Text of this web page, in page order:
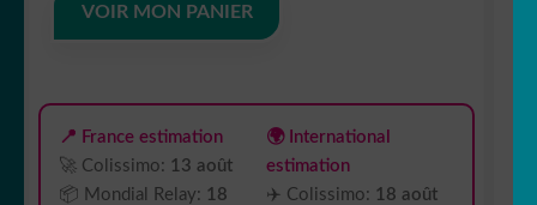
renardVOIR MON PANIER
📍 France estimation
🚀 Colissimo: 13 août
📦 Mondial Relay: 18
🌍 International
estimation
✈️ Colissimo: 18 août